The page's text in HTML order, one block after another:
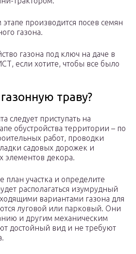
производится посев семян
газона.
газона под ключ на даче в
если хотите, чтобы все было
траву?
следует приступать на
обустройства территории – по
работ, проводки
садовых дорожек и
элементов декора.
план участка и определите
располагаться изумрудный
вариантами газона для
луговой или парковый. Они
и другим механическим
достойный вид и не требуют